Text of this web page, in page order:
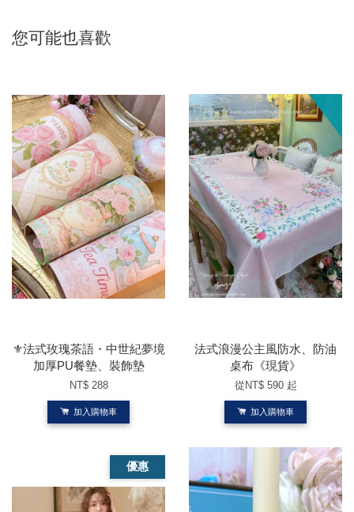
您可能也喜歡
⚜️法式玫瑰茶語・中世紀夢境
加厚PU餐墊、裝飾墊
NT$ 288
加入購物車
法式浪漫公主風防水、防油
桌布《現貨》
從NT$ 590 起
加入購物車
優惠